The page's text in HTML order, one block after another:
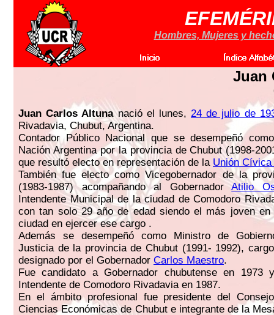
Hombres, Mujeres y
Juan
Juan Carlos Altunanació el lunes,24 de julio de
Rivadavia, Chubut, Argentina.
Contador Público Nacional que se desempeñó
Nación Argentina por la provincia de Chubut (1998-
que resultó electo en representación de la Unión
También fue electo como Vicegobernador de la
(1983-1987) acompañando al GobernadorAtilio
Intendente Municipal de la ciudad de Comodoro
con tan solo 29 año de edad siendo el más joven
ciudad en ejercer ese cargo .
Además se desempeñó como Ministro de
Justicia de la provincia de Chubut (1991- 1992),
designado por el Gobernador Carlos Maestro.
Fue candidato a Gobernador chubutense en 1973
Intendente de Comodoro Rivadavia en 1987.
En el ámbito profesional fue presidente del
Ciencias Económicas de Chubut e integrante de la